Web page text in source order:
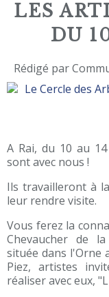
LES
DU
Rédigé par
A Rai, du 10 au
sont avec nous !
Ils travailleront à
leur rendre visite.
Vous ferez la
Chevaucher de
située dans l'Orne
Piez, artistes
réaliser avec eux,